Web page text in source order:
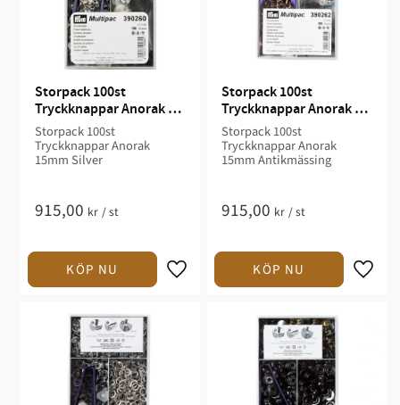
Storpack 100st
Tryckknappar Anorak
15mm Silver
Storpack 100st
Tryckknappar Anorak
15mm Silver
915,00 kr /st
Storpack 100st
Tryckknappar Anorak
15mm Antikmässing
Storpack 100st
Tryckknappar Anorak
15mm Antikmässing
915,00 kr /st